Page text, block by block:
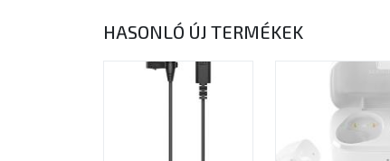
HASONLÓ ÚJ TERMÉKEK